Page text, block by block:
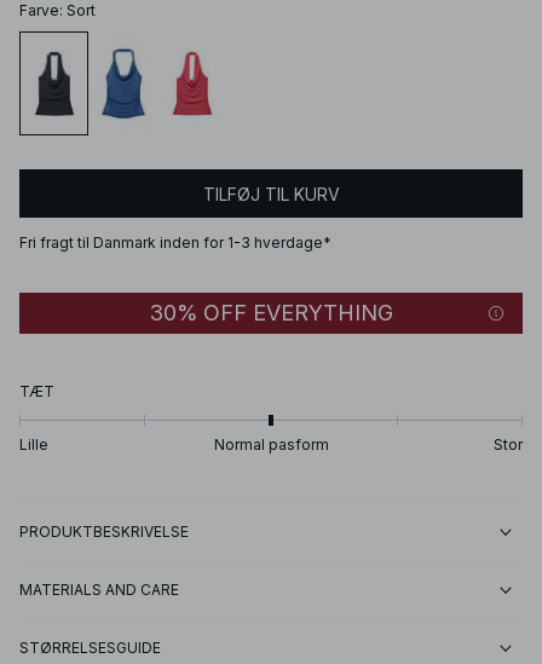
Farve: Sort
TILFØJ TIL KURV
Fri fragt til Danmark inden for 1-3 hverdage*
30% OFF EVERYTHING
TÆT
Lille Normal pasform Stor
PRODUKTBESKRIVELSE
MATERIALS AND CARE
STØRRELSESGUIDE